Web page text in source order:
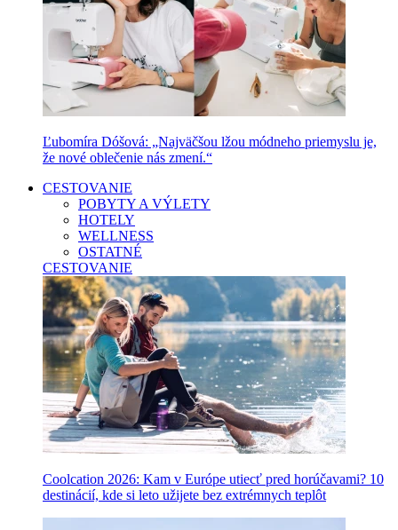
Ľubomíra Dóšová: „Najväčšou lžou módneho priemyslu je,
že nové oblečenie nás zmení.“
CESTOVANIE
POBYTY A VÝLETY
HOTELY
WELLNESS
OSTATNÉ
CESTOVANIE
Coolcation 2026: Kam v Európe utiecť pred horúčavami? 10
destinácií, kde si leto užijete bez extrémnych teplôt